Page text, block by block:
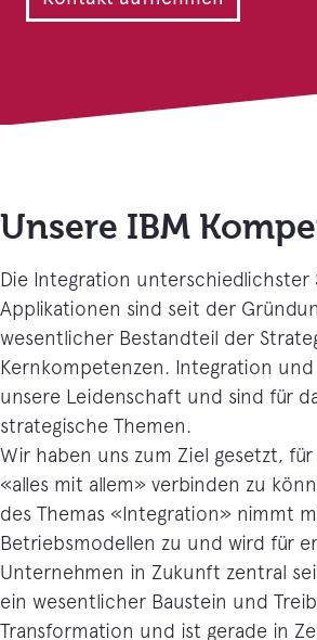
Unsere IBM
Die Integration unterschiedlichster
Applikationen sind seit der
wesentlicher Bestandteil der
Kernkompetenzen. Integration
unsere Leidenschaft und sind für
strategische Themen.
Wir haben uns zum Ziel gesetzt,
«alles mit allem» verbinden zu
des Themas «Integration» nimmt
Betriebsmodellen zu und wird für
Unternehmen in Zukunft zentral
ein wesentlicher Baustein und
Transformation und ist gerade in